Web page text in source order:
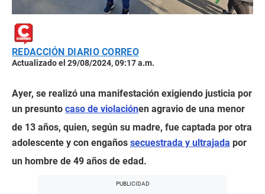
REDACCIÓN DIARIO CORREO
Actualizado el 29/08/2024, 09:17 a.m.
Ayer, se realizó una manifestación exigiendo justicia por
un presunto caso de violaciónen agravio de una menor
de 13 años, quien, según su madre, fue captada por otra
adolescente y con engaños secuestrada y ultrajada por
un hombre de 49 años de edad.